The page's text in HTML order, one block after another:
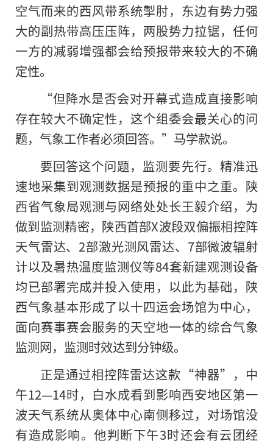
空气而来的西风带系统掣肘，东边有势力强
大的副热带高压压阵，两股势力拉锯，任何
一方的减弱增强都会给预报带来较大的不确
定性。
“但降水是否会对开幕式造成直接影响
存在较大不确定性，这个组委会最关心的问
题，气象工作者必须回答。”马学款说。
要回答这个问题，监测要先行。精准迅
速地采集到观测数据是预报的重中之重。陕
西省气象局观测与网络处处长王毅介绍，为
做到监测精密，陕西首部X波段双偏振相控阵
天气雷达、2部激光测风雷达、7部微波辐射
计以及暑热温度监测仪等84套新建观测设备
均已部署完成并投入使用，以此为基础，陕
西气象基本形成了以十四运会场馆为中心，
面向赛事赛会服务的天空地一体的综合气象
监测网，监测时效达到分钟级。
正是通过相控阵雷达这款“神器”，中
午12—14时，白水成看到影响西安地区第一
波天气系统从奥体中心南侧移过，对场馆没
有造成影响。他判断下午3时还会有云团经